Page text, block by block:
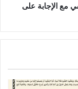
مع الإجابة على